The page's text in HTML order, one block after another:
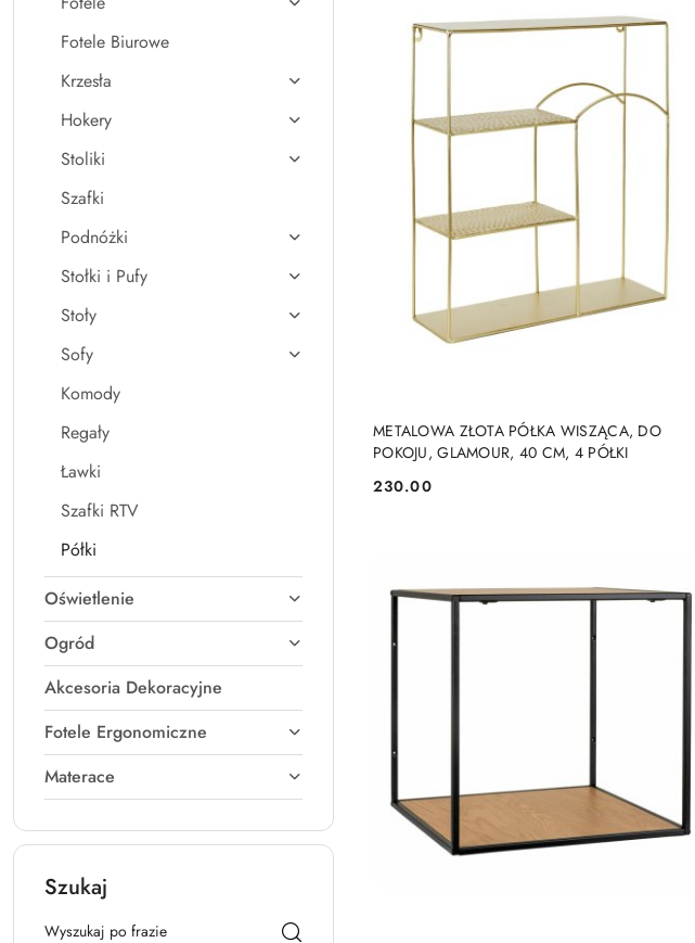
Fotele Biurowe
Krzesła
Hokery
Stoliki
Szafki
Podnóżki
Stołki i Pufy
Stoły
Sofy
Komody
Regały
Ławki
Szafki RTV
Półki
Oświetlenie
Ogród
Akcesoria Dekoracyjne
Fotele Ergonomiczne
Materace
Szukaj
METALOWA ZŁOTA PÓŁKA WISZĄCA, DO
POKOJU, GLAMOUR, 40 CM, 4 PÓŁKI
Cena:
230.00
DO KOSZYKA